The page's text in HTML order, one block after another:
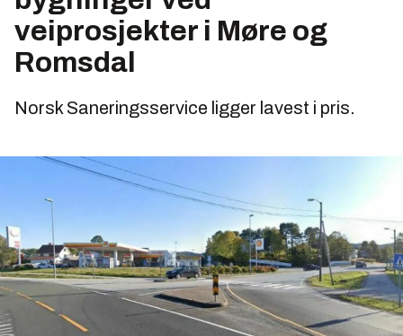
veiprosjekter i Møre og
Romsdal
Norsk Saneringsservice ligger lavest i pris.